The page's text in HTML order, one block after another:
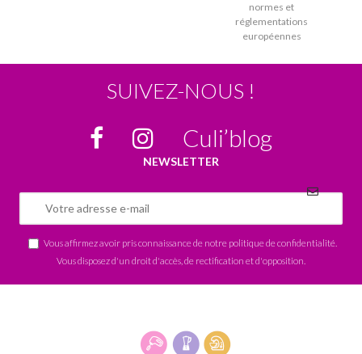
normes et
réglementations
européennes
SUIVEZ-NOUS !
Culi’blog
NEWSLETTER
Vous affirmez avoir pris connaissance de notre politique de confidentialité
Vous disposez d'un droit d'accès, de rectification et d'opposition.